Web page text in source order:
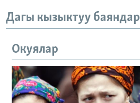
Дагы кызыктуу баяндар
Окуялар